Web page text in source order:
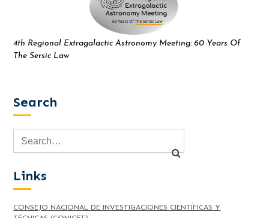
4th Regional Extragalactic Astronomy Meeting: 60 Years Of
The Sersic Law
Search
Links
CONSEJO NACIONAL DE INVESTIGACIONES CIENTÍFICAS Y